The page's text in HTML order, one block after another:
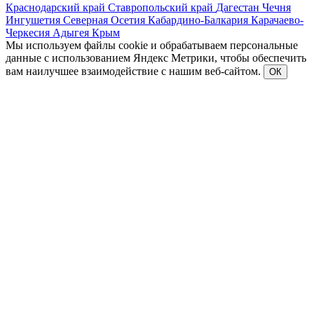
Краснодарский край Ставропольский край Дагестан Чечня
Ингушетия Северная Осетия Кабардино-Балкария Карачаево-
Черкесия Адыгея Крым
Мы используем файлы cookie и обрабатываем персональные
данные с использованием Яндекс Метрики, чтобы обеспечить
вам наилучшее взаимодействие с нашим веб-сайтом.
ОК